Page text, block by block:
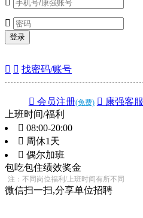

登录
  找密码/账号
 会员注册(免费)  康强客服
上班时间/福利
 08:00-20:00
 周休1天
 偶尔加班
包吃包住绩效奖金
注：不同岗位福利/上班时间有所不同
微信扫一扫,分享单位招聘